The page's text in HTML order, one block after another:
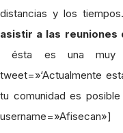
distancias y los
asistir a las reuniones
ésta es una muy
tweet=»‘Actualmente
tu comunidad es
username=»Afisecan»]